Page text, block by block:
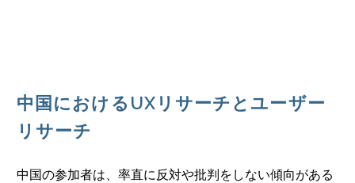
中国におけるUXリサーチとユーザー
リサーチ
中国の参加者は、率直に反対や批判をしない傾向がある